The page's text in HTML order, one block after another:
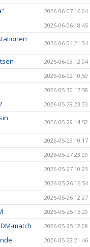
2026-06-07 16:04
2026-06-06 18:45
2026-06-04 21:34
2026-06-03 12:04
2026-06-02 10:59
2026-05-30 17:58
2026-05-29 23:33
2026-05-29 14:52
2026-05-29 10:17
2026-05-27 23:09
2026-05-27 10:23
2026-05-26 16:54
2026-05-26 12:27
2026-05-25 15:29
match 2026-05-25 12:08
2026-05-22 21:46